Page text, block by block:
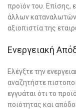
προϊόν του. Επίσης,
άλλων καταναλωτών
αξιοπιστία της
Ενεργειακή
Ελέγξτε την
αναζητήστε
εγγυάται ότι το
ποιότητας και